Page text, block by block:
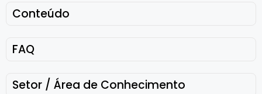
Conteúdo
FAQ
Setor / Área de Conhecimento